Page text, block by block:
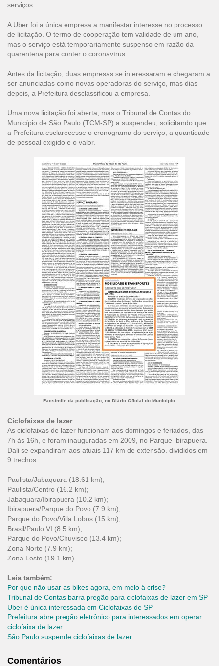
serviços.
A Uber foi a única empresa a manifestar interesse no processo
de licitação. O termo de cooperação tem validade de um ano,
mas o serviço está temporariamente suspenso em razão da
quarentena para conter o coronavírus.
Antes da licitação, duas empresas se interessaram e chegaram a
ser anunciadas como novas operadoras do serviço, mas dias
depois, a Prefeitura desclassificou a empresa.
Uma nova licitação foi aberta, mas o Tribunal de Contas do
Município de São Paulo (TCM-SP) a suspendeu, solicitando que
a Prefeitura esclarecesse o cronograma do serviço, a quantidade
de pessoal exigido e o valor.
Facsímile da publicação, no Diário Oficial do Município
Ciclofaixas de lazer
As ciclofaixas de lazer funcionam aos domingos e feriados, das
7h às 16h, e foram inauguradas em 2009, no Parque Ibirapuera.
Dali se expandiram aos atuais 117 km de extensão, divididos em
9 trechos:
Paulista/Jabaquara (18.61 km);
Paulista/Centro (16.2 km);
Jabaquara/Ibirapuera (10.2 km);
Ibirapuera/Parque do Povo (7.9 km);
Parque do Povo/Villa Lobos (15 km);
Brasil/Paulo VI (8.5 km);
Parque do Povo/Chuvisco (13.4 km);
Zona Norte (7.9 km);
Zona Leste (19.1 km).
Leia também:
Por que não usar as bikes agora, em meio à crise?
Tribunal de Contas barra pregão para ciclofaixas de lazer em SP
Uber é única interessada em Ciclofaixas de SP
Prefeitura abre pregão eletrônico para interessados em operar
ciclofaixa de lazer
São Paulo suspende ciclofaixas de lazer
Comentários